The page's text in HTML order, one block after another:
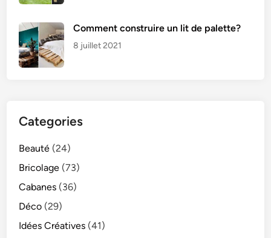
Comment construire un lit de palette?
8 juillet 2021
Categories
Beauté (24)
Bricolage (73)
Cabanes (36)
Déco (29)
Idées Créatives (41)